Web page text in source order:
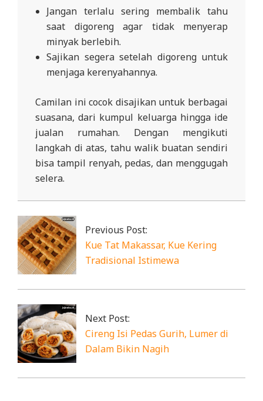
Jangan terlalu sering membalik tahu
saat digoreng agar tidak menyerap
minyak berlebih.
Sajikan segera setelah digoreng untuk
menjaga kerenyahannya.
Camilan ini cocok disajikan untuk berbagai
suasana, dari kumpul keluarga hingga ide
jualan rumahan. Dengan mengikuti
langkah di atas, tahu walik buatan sendiri
bisa tampil renyah, pedas, dan menggugah
selera.
2025-
12-
15
Previous Post:
Kue Tat Makassar, Kue Kering
Tradisional Istimewa
Next Post:
Cireng Isi Pedas Gurih, Lumer di
Dalam Bikin Nagih